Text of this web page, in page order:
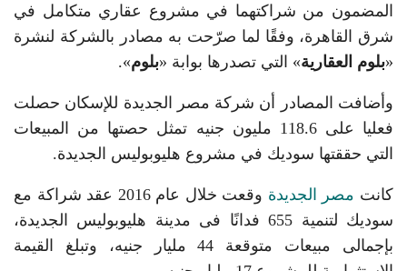
المضمون من شراكتهما في مشروع عقاري متكامل في
شرق القاهرة، وفقًا لما صرّحت به مصادر بالشركة لنشرة
«بلوم العقارية» التي تصدرها بوابة «بلوم».
وأضافت المصادر أن شركة مصر الجديدة للإسكان حصلت
فعليا على 118.6 مليون جنيه تمثل حصتها من المبيعات
التي حققتها سوديك في مشروع هليوبوليس الجديدة.
كانت مصر الجديدة
وقعت خلال عام 2016 عقد شراكة مع
سوديك لتنمية 655 فدانًا فى مدينة هليوبوليس الجديدة،
بإجمالى مبيعات متوقعة 44 مليار جنيه، وتبلغ القيمة